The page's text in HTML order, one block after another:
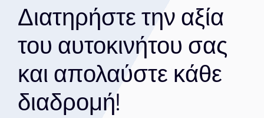
Διατηρήστε την αξία
του αυτοκινήτου σας
και απολαύστε κάθε
διαδρομή!